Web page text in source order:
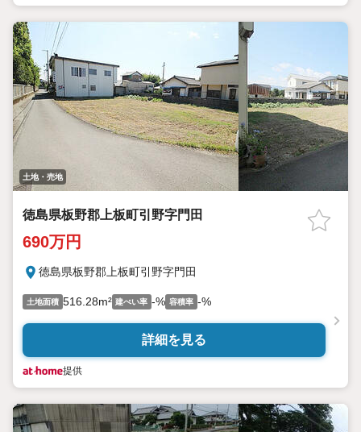
土地・売地
徳島県板野郡上板町引野字門田
690万円
徳島県板野郡上板町引野字門田
土地面積 516.28m² 建ぺい率 -% 容積率 -%
詳細を見る
提供